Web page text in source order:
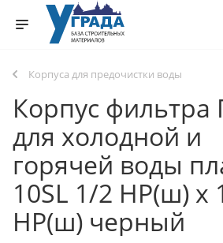
Корпуса для предочистки воды
Корпус фильтра
для холодной и
горячей воды
10SL 1/2 НР(ш) х
НР(ш) черный